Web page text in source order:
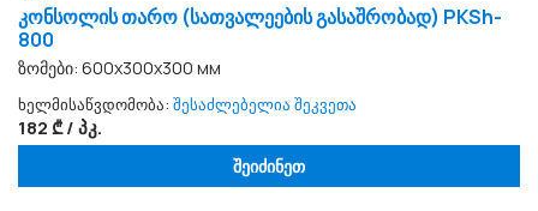
კონსოლის თარო (სათვალეების გასაშრობად) PKSh-
800
ზომები: 600х300х300 мм
ხელმისაწვდომობა: შესაძლებელია შეკვეთა
182 ₾ / პკ.
შეიძინეთ